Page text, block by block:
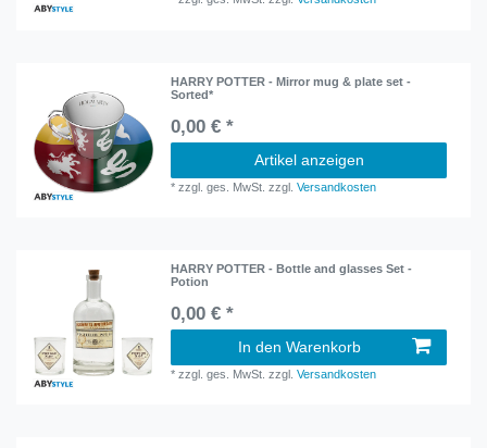
HARRY POTTER - Mirror mug & plate set -
Sorted*
0,00 € *
Artikel anzeigen
*zzgl. ges. MwSt. zzgl.Versandkosten
HARRY POTTER - Bottle and glasses Set -
Potion
0,00 € *
In den Warenkorb
*zzgl. ges. MwSt. zzgl.Versandkosten